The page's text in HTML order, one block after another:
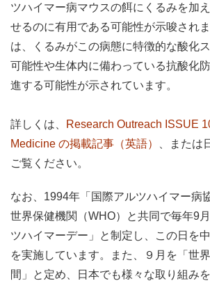
ツハイマー病マウスの餌にくるみを加
せるのに有用である可能性が示唆され
は、くるみがこの病態に特徴的な酸化
可能性や生体内に備わっている抗酸化
進する可能性が示されています。
詳しくは、
Research Outreach ISSUE
Medicine の掲載記事（英語）
、または
ご覧ください。
なお、1994年「国際アルツハイマー病
世界保健機関（WHO）と共同で毎年9
ツハイマーデー」と制定し、この日を
を実施しています。また、９月を「世
間」と定め、日本でも様々な取り組み